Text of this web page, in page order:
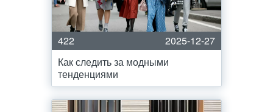
422
2025-12-27
Как следить за модными
тенденциями